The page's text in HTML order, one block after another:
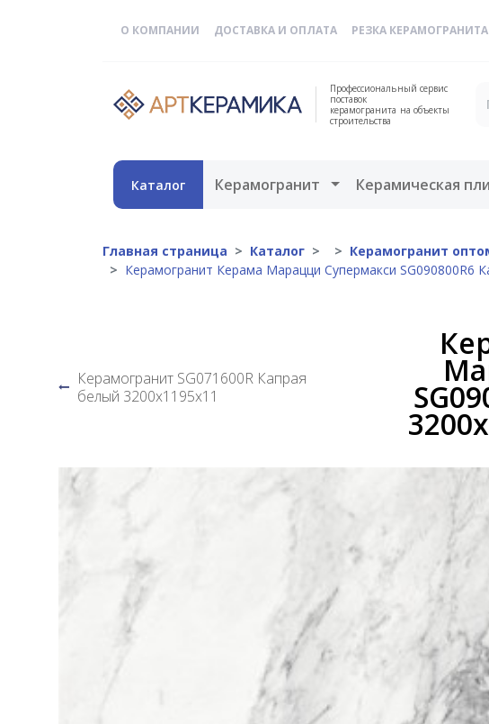
О КОМПАНИИ ДОСТАВКА И ОПЛАТА РЕЗКА КЕРАМОГРАНИТА
Профессиональный сервис
поставок
керамогранита на объекты
строительства
Каталог Керамогранит Открыть меню
Керамическая
Главная страница Каталог
Керамогранит
Керамогранит Керама Марацци Супермакси SG090800R6
Керамогранит SG071600R Капрая
белый 3200х1195х11